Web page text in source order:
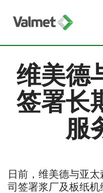
维美德
签署长
服
日前，维美德与亚
司签署浆厂及板纸机